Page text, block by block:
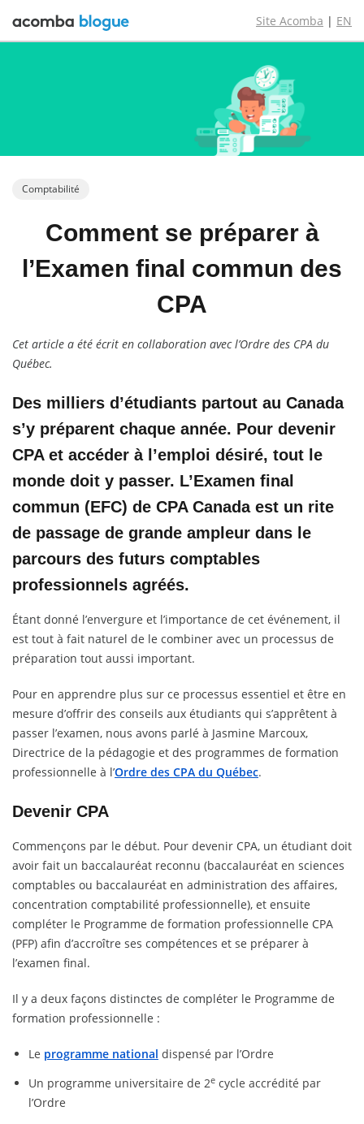
Site Acomba | EN
Comptabilité
Comment se préparer à
l’Examen final commun des
CPA
Cet article a été écrit en collaboration avec l’Ordre des CPA du
Québec.
Des milliers d’étudiants partout au Canada
s’y préparent chaque année. Pour devenir
CPA et accéder à l’emploi désiré, tout le
monde doit y passer. L’Examen final
commun (EFC) de CPA Canada est un rite
de passage de grande ampleur dans le
parcours des futurs comptables
professionnels agréés.
Étant donné l’envergure et l’importance de cet événement, il
est tout à fait naturel de le combiner avec un processus de
préparation tout aussi important.
Pour en apprendre plus sur ce processus essentiel et être en
mesure d’offrir des conseils aux étudiants qui s’apprêtent à
passer l’examen, nous avons parlé à Jasmine Marcoux,
Directrice de la pédagogie et des programmes de formation
professionnelle à l’Ordre des CPA du Québec.
Devenir CPA
Commençons par le début. Pour devenir CPA, un étudiant doit
avoir fait un baccalauréat reconnu (baccalauréat en sciences
comptables ou baccalauréat en administration des affaires,
concentration comptabilité professionnelle), et ensuite
compléter le Programme de formation professionnelle CPA
(PFP) afin d’accroître ses compétences et se préparer à
l’examen final.
Il y a deux façons distinctes de compléter le Programme de
formation professionnelle :
Le programme national dispensé par l’Ordre
Un programme universitaire de 2e cycle accrédité par
l’Ordre